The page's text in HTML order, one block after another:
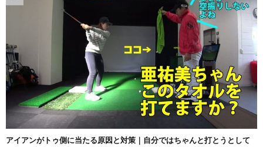
アイアンがトゥ側に当たる原因と対策｜自分ではちゃんと打とうとして